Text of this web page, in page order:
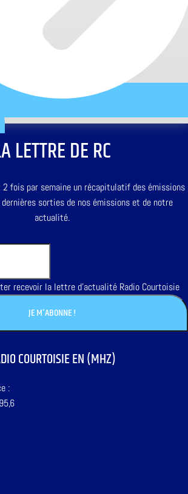
LETTRE DE RC
2 fois par semaine un récapitulatif des émissions
dernières sorties de nos émissions et de notre
actualité.
recevoir la lettre d'actualité Radio Courtoisie
COURTOISIE EN (MHZ)
: